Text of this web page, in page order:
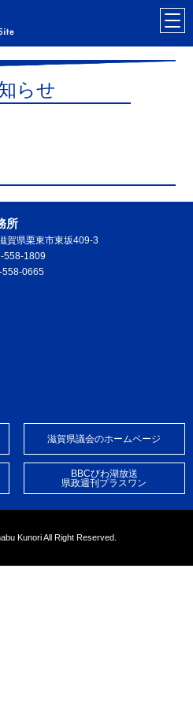
らせ
所
賀県栗東市東坂409-3
558-1809
558-0665
滋賀県議会のホームページ
BBCびわ湖放送
県政週刊プラスワン
Kunori All Right Reserved.